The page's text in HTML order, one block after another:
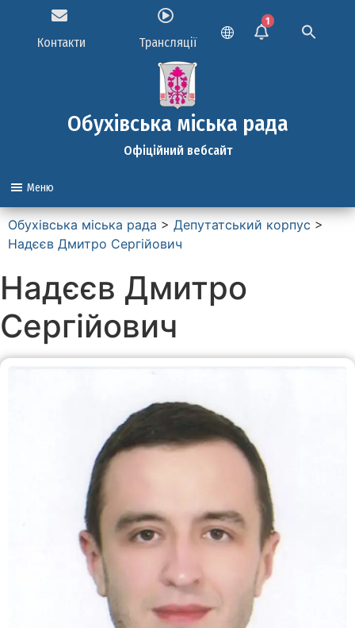
Контакти Трансляції
1
Обухівська міська рада
Офіційний вебсайт
Меню
Обухівська міська рада > Депутатський корпус >
Надєєв Дмитро Сергійович
Надєєв Дмитро
Сергійович